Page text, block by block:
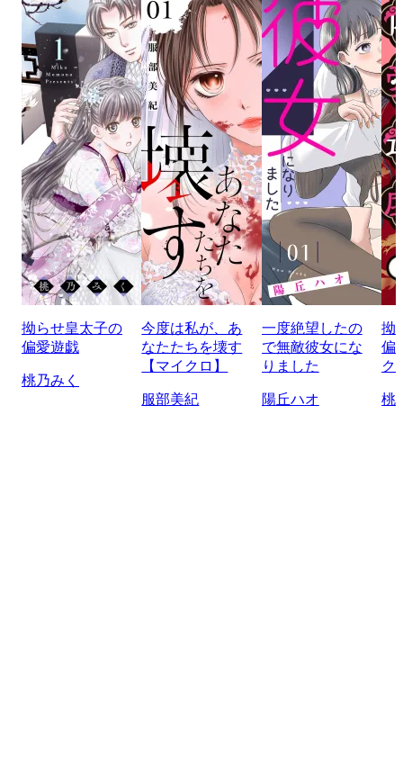
拗らせ皇太子の
偏愛遊戯
桃乃みく
今度は私が、あ
なたたちを壊す
【マイクロ】
服部美紀
一度絶望したの
で無敵彼女にな
りました
陽丘ハオ
拗
偏
ク
桃